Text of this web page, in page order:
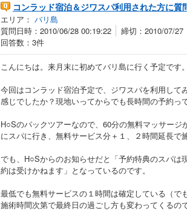
コンラッド宿泊＆ジワスパ利用された方に質
エリア： バリ島
質問日時：2010/06/28 00:19:22
締切：2010/07/27
回答数：3件
こんにちは。来月末に初めてバリ島に行く予定です。
今回はコンラッド宿泊予定で、ジワスパを利用し
感じでしたか？現地いってからでも長時間の予約っ
H○Sのパックツアーなので、60分の無料マッサー
にスパに行き、無料サービス分＋１、２時間延長で
でも、H○Sからのお知らせだと「予約特典のスパ
約は受けかねます」となっているのです。
最低でも無料サービスの１時間は確定している（
施術時間次第で最終日の過ごし方も変わってくるの